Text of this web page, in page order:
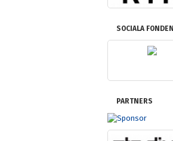
SOCIALA FONDEN
PARTNERS